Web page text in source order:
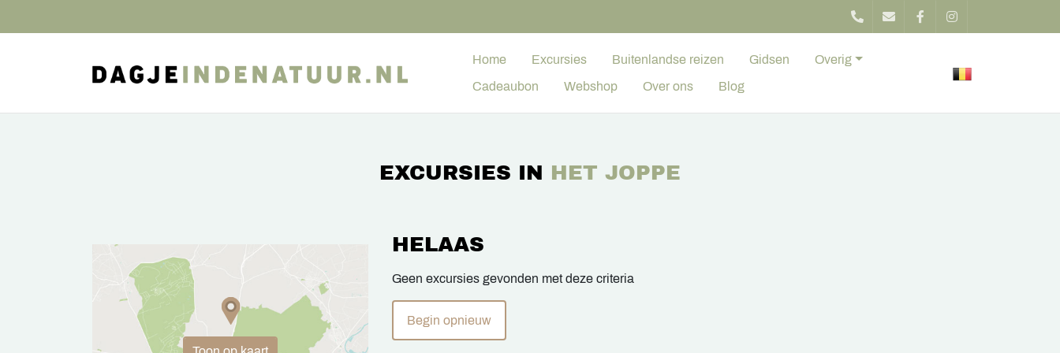
Home Excursies Buitenlandse reizen Gidsen Overig
Cadeaubon Webshop Over ons Blog
EXCURSIES IN HET JOPPE
HELAAS
Geen excursies gevonden met deze criteria
Begin opnieuw